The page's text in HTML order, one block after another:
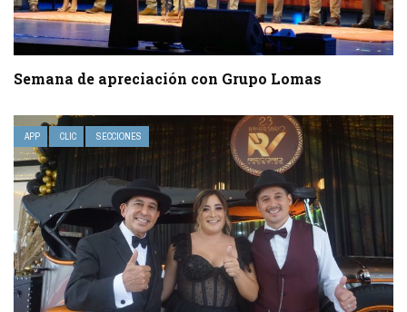
Semana de apreciación con Grupo Lomas
APP CLIC SECCIONES